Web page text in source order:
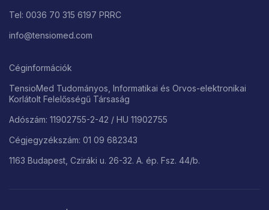
Tel: 0036 70 315 6197 PRRC
info@tensiomed.com
Céginformációk
TensioMed Tudományos, Informatikai és Orvos-elektronikai
Korlátolt Felelősségű Társaság
Adószám: 11902755-2-42 / HU 11902755
Cégjegyzékszám: 01 09 682343
1163 Budapest, Cziráki u. 26-32. A. ép. Fsz. 44/b.